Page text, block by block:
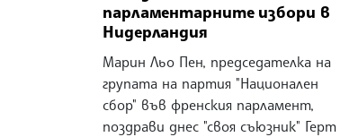
парламентарните избори в
Нидерландия
Марин Льо Пен, председателка на
групата на партия "Национален
сбор" във френския парламент,
поздрави днес "своя съюзник" Герт